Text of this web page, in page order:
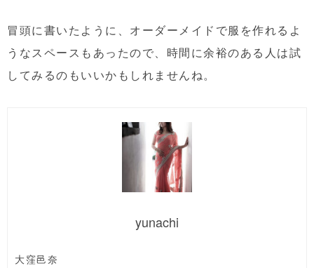
冒頭に書いたように、オーダーメイドで服を作れるよ
うなスペースもあったので、時間に余裕のある人は試
してみるのもいいかもしれませんね。
yunachi
大窪邑奈